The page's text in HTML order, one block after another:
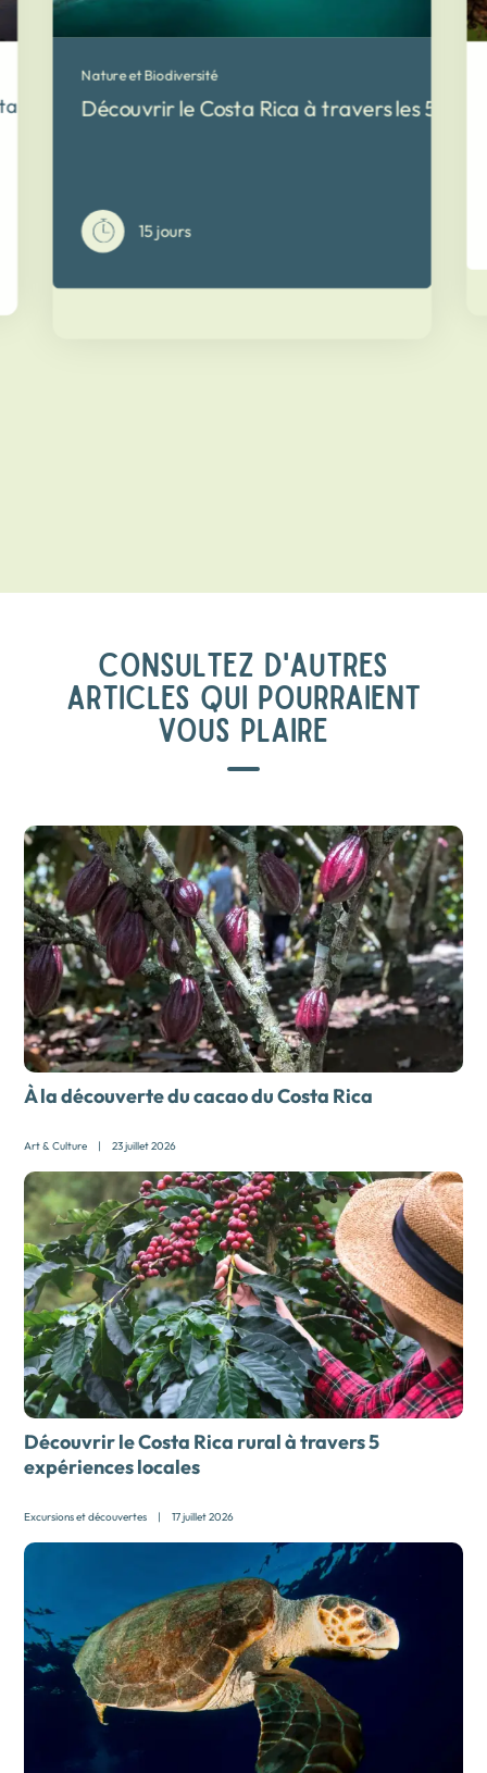
Rica !
Nature et Biodiversité
Découvrir le Costa Rica à travers les 5 sens
15 jours
CONSULTEZ D'AUTRES
ARTICLES QUI POURRAIENT
VOUS PLAIRE
À la découverte du cacao du Costa Rica
Art & Culture | 23 juillet 2026
Découvrir le Costa Rica rural à travers 5
expériences locales
Excursions et découvertes | 17 juillet 2026